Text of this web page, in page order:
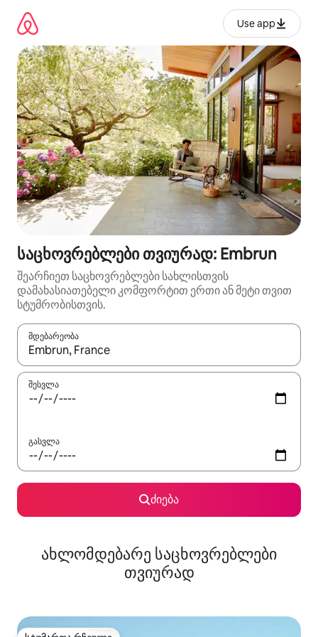
გადასვლა
Use app
საცხოვრებლები თვიურად: Embrun
შეარჩიეთ საცხოვრებლები სახლისთვის
დამახასიათებელი კომფორტით ერთი ან მეტი თვით
სტუმრობისთვის.
მდებარეობა
როცა შედეგები ხელმისაწვდომი გახდება, ნავიგაციისთვის
შესვლა
გასვლა
ძიება
ახლომდებარე საცხოვრებლები
თვიურად